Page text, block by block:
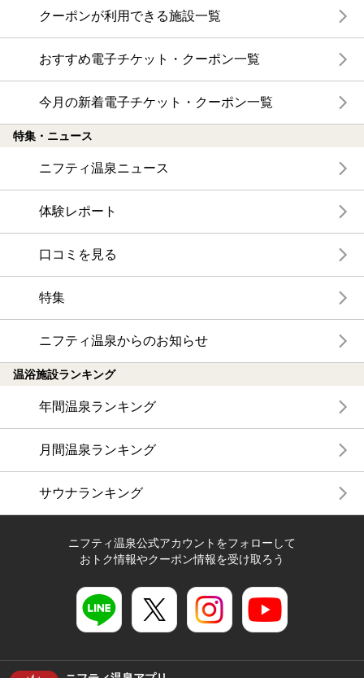
クーポンが利用できる施設一覧
おすすめ電子チケット・クーポン一覧
今月の新着電子チケット・クーポン一覧
特集・ニュース
ニフティ温泉ニュース
体験レポート
口コミを見る
特集
ニフティ温泉からのお知らせ
温浴施設ランキング
年間温泉ランキング
月間温泉ランキング
サウナランキング
ニフティ温泉公式アカウントをフォローして
おトク情報やクーポン情報を受け取ろう